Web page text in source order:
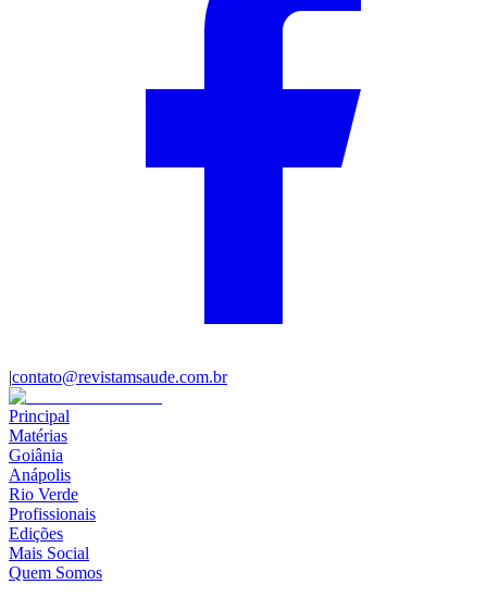
|contato@revistamsaude.com.br
Principal
Matérias
Goiânia
Anápolis
Rio Verde
Profissionais
Edições
Mais Social
Quem Somos